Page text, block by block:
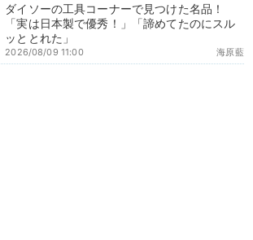
ダイソーの工具コーナーで見つけた名品！
「実は日本製で優秀！」「諦めてたのにスル
ッととれた」
海原藍
2026/08/09 11:00